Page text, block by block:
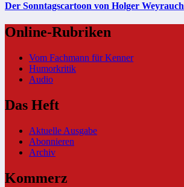
Der Sonntagscartoon von Holger Weyrauch
Online-Rubriken
Vom Fachmann für Kenner
Humorkritik
Audio
Das Heft
Aktuelle Ausgabe
Abonnieren
Archiv
Kommerz